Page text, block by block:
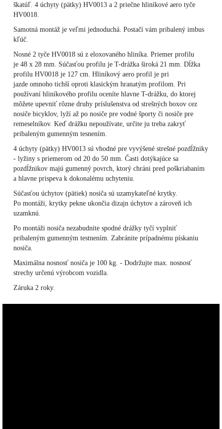
škatúľ. 4 úchyty (pätky) HV0013 a 2 priečne hliníkové aero tyče
HV0018.
Samotná montáž je veľmi jednoduchá. Postačí vám pribalený imbus
kľúč.
Nosné 2 tyče HV0018 sú z eloxovaného hliníka. Priemer profilu
je 48 x 28 mm. Súčasťou profilu je T-drážka široká 21 mm. Dĺžka
profilu HV0018 je 127 cm. Hliníkový aero profil je pri
jazde omnoho tichší oproti klasickým hranatým profilom. Pri
používaní hliníkového profilu oceníte hlavne T-drážku, do ktorej
môžete upevniť rôzne druhy príslušenstva od strešných boxov cez
nosiče bicyklov, lyží až po nosiče pre vodné športy či nosiče pre
remeselníkov. Keď drážku nepoužívate, určite ju treba zakryť
pribaleným gumenným tesnením.
4 úchyty (pätky) HV0013 sú vhodné pre vyvýšené strešné pozdĺžniky
- lyžiny s priemerom od 20 do 50 mm. Časti dotýkajúce sa
pozdĺžnikov majú gumenný povrch, ktorý chráni pred poškriabaním
a hlavne prispeva k dokonalému uchyteniu.
Súčasťou úchytov (pätiek) nosiča sú uzamykateľné krytky.
Po montáži, krytky pekne ukončia dizajn úchytov a zároveň ich
uzamknú.
Po montáži nosiča nezabudnite spodné drážky tyčí vyplniť
pribaleným gumenným testnením. Zabránite prípadnému pískaniu
nosiča.
Maximálna nosnosť nosiča je 100 kg. - Dodržujte max. nosnosť
strechy určenú výrobcom vozidla.
Záruka 2 roky.